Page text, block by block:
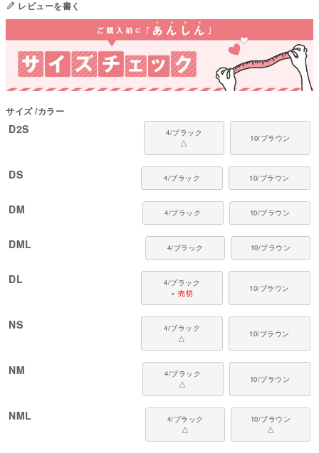
特にダックスなど短足犬種の場合は、サイズ選びにご注意ください。大きす
ぎるサイズを選ばれると、前足が服の中に入ってしまうことがあり危険で
す。
●タンク：ザ・メッシュ(ポリエステル100%)
●パンツ：ストレッチ裏毛(ポリエステル100%)
●日本製：MADE IN JAPAN
●厚さ(5段階)：3
●お洗濯について：手洗い又は、洗濯ネットを使用。アイロンは、当て布を
して中温。 ファスナー・ボタン・面テープがある商品は、しっかり止めた状
国内の縫製工場と連携して、一つひとつ丁寧に仕上げています。心地よい着
対象犬種
ピヨン、ポメラニアン、マルチーズ、トイプードル、ミニチュアシュナウザ
レビューを書く
サイズ カラー
D2S
4/ブラック
△
10/ブラウン
DS 4/ブラック 10/ブラウン
DM 4/ブラック 10/ブラウン
DML 4/ブラック 10/ブラウン
DL
4/ブラック
× 売切
10/ブラウン
NS
4/ブラック
△
10/ブラウン
NM
4/ブラック
△
10/ブラウン
NML
4/ブラック
△
10/ブラウン
△